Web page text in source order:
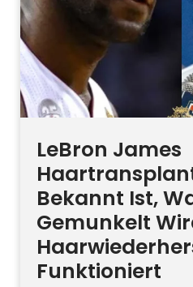
LeBron James
Bekannt Ist,
Gemunkelt
Funktioniert